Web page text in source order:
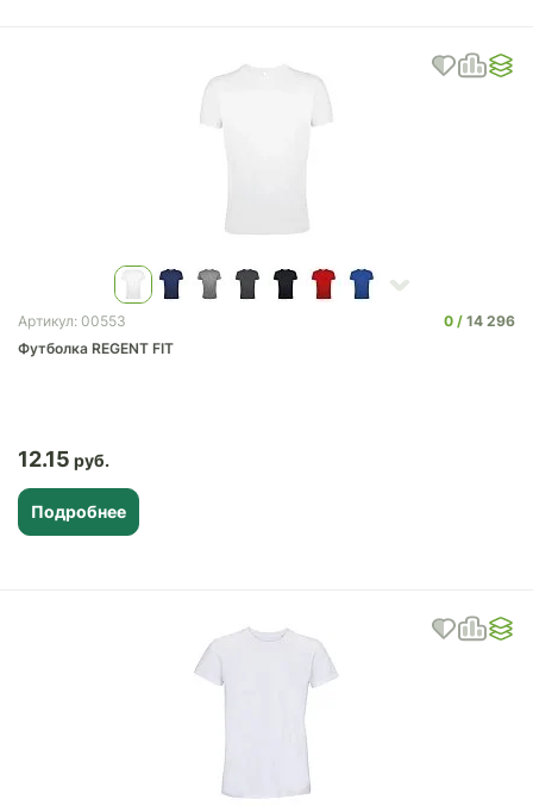
Артикул: 00553 0
14 296
Футболка REGENT FIT
12.15
Подробнее